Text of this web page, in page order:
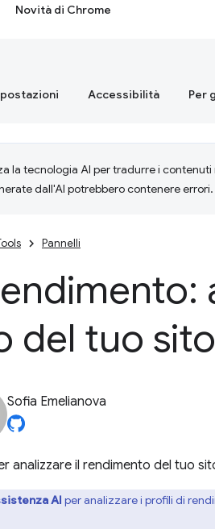
Novità di Chrome
Accessibilità Per
la tecnologia AI per tradurre i contenuti
dall'AI potrebbero contenere errori.
Pannelli
del tuo
Sofia Emelianova
analizzare il rendimento del tuo
AI per analizzare i profili di